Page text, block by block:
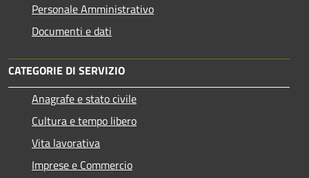
Personale Amministrativo
Documenti e dati
CATEGORIE DI SERVIZIO
Anagrafe e stato civile
Cultura e tempo libero
Vita lavorativa
Imprese e Commercio